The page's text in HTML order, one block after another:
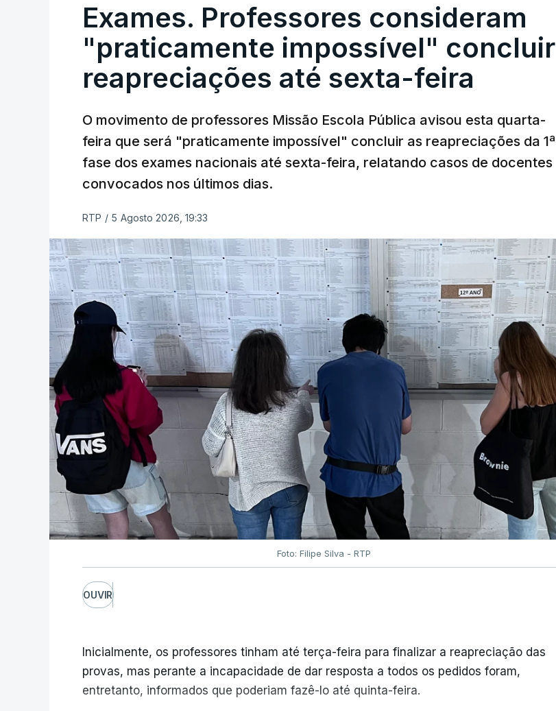
Exames. Professores consideram
"praticamente impossível" concluir
reapreciações até sexta-feira
O movimento de professores Missão Escola Pública avisou esta quarta-
feira que será "praticamente impossível" concluir as reapreciações da 1ª
fase dos exames nacionais até sexta-feira, relatando casos de docentes
convocados nos últimos dias.
RTP / 5 Agosto 2026, 19:33
Foto: Filipe Silva - RTP
OUVIR
Inicialmente, os professores tinham até terça-feira para finalizar a reapreciação das
provas, mas perante a incapacidade de dar resposta a todos os pedidos foram,
entretanto, informados que poderiam fazê-lo até quinta-feira.